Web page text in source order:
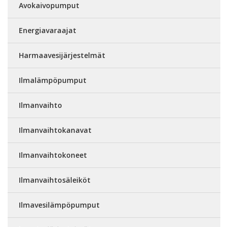
Avokaivopumput
Energiavaraajat
Harmaavesijärjestelmät
Ilmalämpöpumput
Ilmanvaihto
Ilmanvaihtokanavat
Ilmanvaihtokoneet
Ilmanvaihtosäleiköt
Ilmavesilämpöpumput